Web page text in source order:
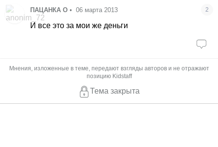
ПАЦАНКА О • 06 марта 2013 2
И все это за мои же деньги
Мнения, изложенные в теме, передают взгляды авторов и не отражают
позицию Kidstaff
Тема закрыта